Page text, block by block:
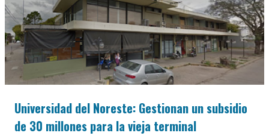
Universidad del Noreste: Gestionan un subsidio
de 30 millones para la vieja terminal